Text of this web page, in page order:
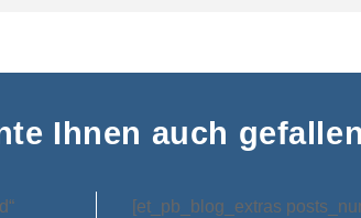
Ihnen auch
[et_pb_blog_extras